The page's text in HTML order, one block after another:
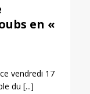
en «
vendredi 17
du [...]